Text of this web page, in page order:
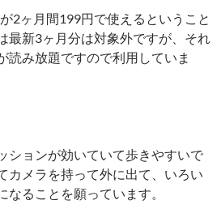
2ヶ月間199円で使えるということ
最新3ヶ月分は対象外ですが、それ
読み放題ですので利用していま
ションが効いていて歩きやすいで
カメラを持って外に出て、いろい
ることを願っています。